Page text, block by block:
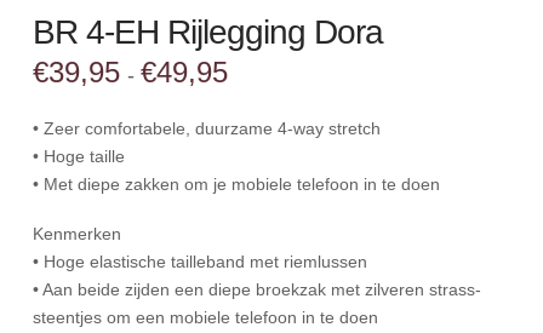
BR 4-EH Rijlegging Dora
€39,95 - €49,95
€49,95
• Zeer comfortabele, duurzame 4-way stretch
• Hoge taille
• Met diepe zakken om je mobiele telefoon in te doen
Kenmerken
• Hoge elastische tailleband met riemlussen
• Aan beide zijden een diepe broekzak met zilveren strass-
steentjes om een mobiele telefoon in te doen